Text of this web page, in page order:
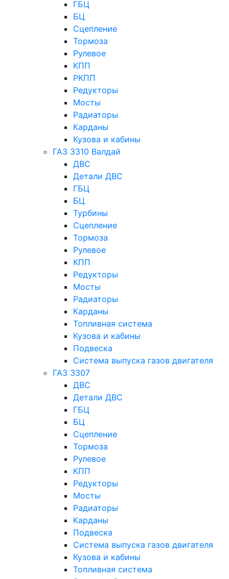
ГБЦ
БЦ
Сцепление
Тормоза
Рулевое
КПП
РКПП
Редукторы
Мосты
Радиаторы
Карданы
Кузова и кабины
ГАЗ 3310 Валдай
ДВС
Детали ДВС
ГБЦ
БЦ
Турбины
Сцепление
Тормоза
Рулевое
КПП
Редукторы
Мосты
Радиаторы
Карданы
Топливная система
Кузова и кабины
Подвеска
Система выпуска газов двигателя
ГАЗ 3307
ДВС
Детали ДВС
ГБЦ
БЦ
Сцепление
Тормоза
Рулевое
КПП
Редукторы
Мосты
Радиаторы
Карданы
Подвеска
Система выпуска газов двигателя
Кузова и кабины
Топливная система